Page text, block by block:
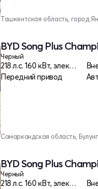
Ташкентская область, город
BYD Song Plus
Черный
218 л.c. 160 кВт, электро
Передний привод
Самаркандская область,
BYD Song Plus
Черный
218 л.c. 160 кВт, электро